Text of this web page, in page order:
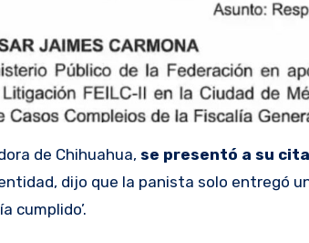
de Chihuahua, se presentó a su
entidad, dijo que la panista solo entregó
cumplido’.